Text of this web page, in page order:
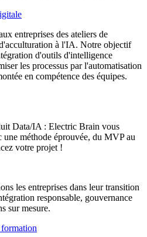
entreprises des ateliers de
à l'IA. Notre objectif
d'outils d'intelligence
les processus par l'automatisation
en compétence des équipes.
Data/IA : Electric Brain vous
une méthode éprouvée, du MVP au
votre projet !
les entreprises dans leur transition
responsable, gouvernance
sur mesure.